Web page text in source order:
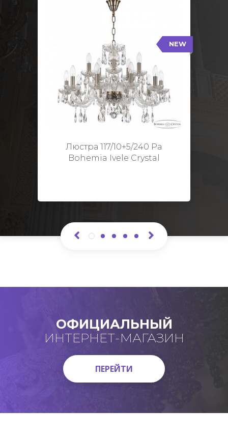
NEW
Люстра 117/10+5/240 Pa
Bohemia Ivele Crystal
117/10+5/240 Pa
Тип: Стеклянный рожок
Цвет арматуры: Патина/
Кол-во ламп: 15
Диаметр: 70 см
ОФИЦИАЛЬНЫЙ
ИНТЕРНЕТ-МАГАЗИН
ПЕРЕЙТИ
ПЕРЕЙТИ